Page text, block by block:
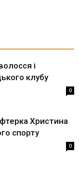
і
клубу
0
Христина
спорту
0